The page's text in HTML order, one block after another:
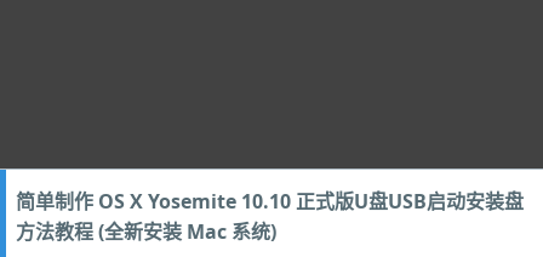
简单制作 OS X Yosemite 10.10 正式版U盘USB启动安装盘
方法教程 (全新安装 Mac 系统)